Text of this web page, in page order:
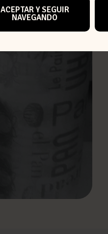
ACEPTAR Y SEGUIR
NAVEGANDO